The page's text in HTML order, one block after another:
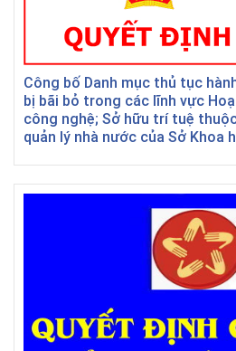
Công bố Danh mục thủ tục
bị bãi bỏ trong các lĩnh vực
công nghệ; Sở hữu trí tuệ
quản lý nhà nước của Sở Khoa